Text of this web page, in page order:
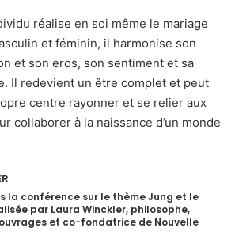
réalise en soi même le mariage
et féminin, il harmonise son
et son eros, son sentiment et sa
Il redevient un être complet et peut
centre rayonner et se relier aux
collaborer à la naissance d’un monde
la conférence sur le thème Jung et le
par Laura Winckler, philosophe,
et co-fondatrice de Nouvelle